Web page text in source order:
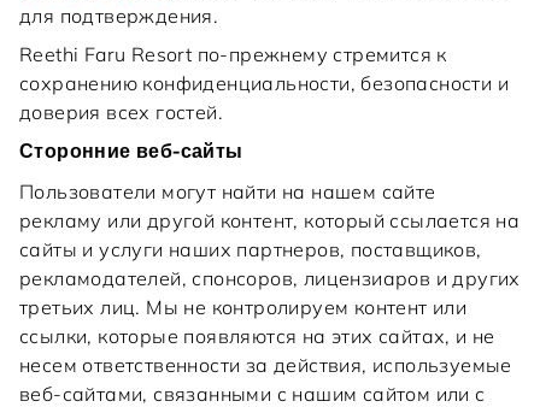
для подтверждения.
Reethi Faru Resort по-прежнему стремится к
сохранению конфиденциальности, безопасности и
доверия всех гостей.
Сторонние веб-сайты
Пользователи могут найти на нашем сайте
рекламу или другой контент, который ссылается на
сайты и услуги наших партнеров, поставщиков,
рекламодателей, спонсоров, лицензиаров и других
третьих лиц. Мы не контролируем контент или
ссылки, которые появляются на этих сайтах, и не
несем ответственности за действия, используемые
веб-сайтами, связанными с нашим сайтом или с